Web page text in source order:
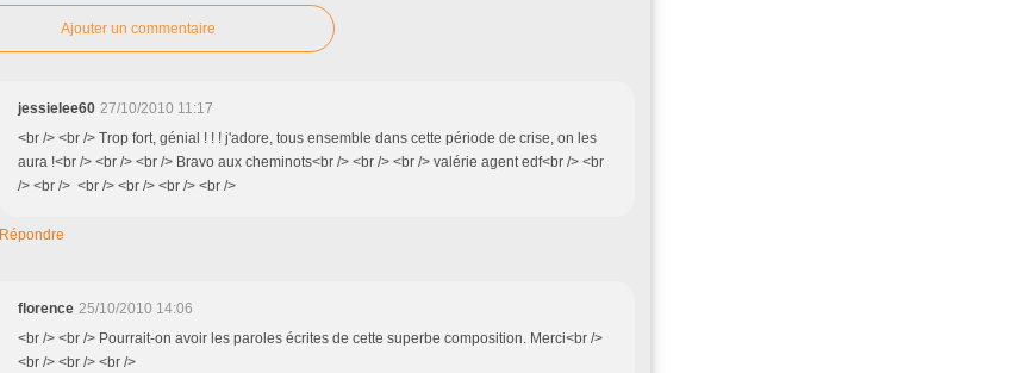
Ajouter un commentaire
jessielee60 27/10/2010 11:17
<br /> <br /> Trop fort, génial ! ! ! j'adore, tous ensemble dans cette période de crise, on les
aura !<br /> <br /> <br /> Bravo aux cheminots<br /> <br /> <br /> valérie agent edf<br /> <br
/> <br /> <br /> <br /> <br /> <br />
Répondre
florence 25/10/2010 14:06
<br /> <br /> Pourrait-on avoir les paroles écrites de cette superbe composition. Merci<br />
<br /> <br /> <br />